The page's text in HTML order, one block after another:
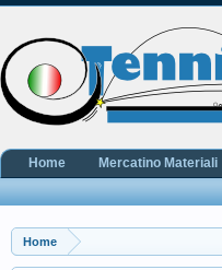
Home
Home Mercatino Materiali